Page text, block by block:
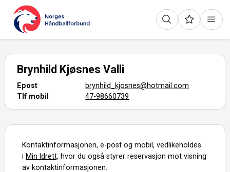
Brynhild Kjøsnes Valli
Epost
brynhild_kjosnes@hotmail.com
Tlf mobil
47-98660739
Kontaktinformasjonen, e-post og mobil, vedlikeholdes
i Min Idrett, hvor du også styrer reservasjon mot visning
av kontaktinformasjonen.